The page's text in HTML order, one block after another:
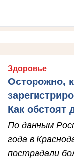
Здоровье
Осторожно,
Как обстоят
По данным
года в
пострадали